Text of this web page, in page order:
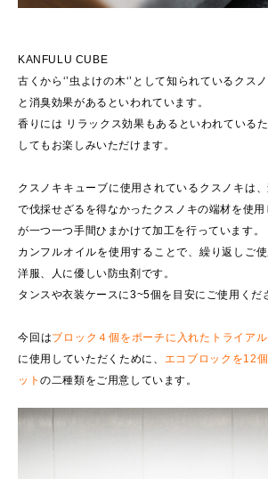
KANFULU CUBE
古くから‘’虫よけの木‘’として知られているクス
と消臭効果があるといわれています。
香りには リラックス効果もあるといわれている
してもお楽しみいただけます。
クスノキキューブに使用されているクスノキは
で伐採せざるを得なかったクスノキの端材を使
が一つ一つ手間ひまかけて加工を行っています。
カンフルオイルを使用することで、繰り返しご
洋服、人に優しい防虫剤です。
タンスや衣装ケースに3~5個を目安にご使用くだ
今回はブロック４個をポーチに入れたトライアル
に使用していただくために、 エコブロックを12
ットの二種類をご用意しています。